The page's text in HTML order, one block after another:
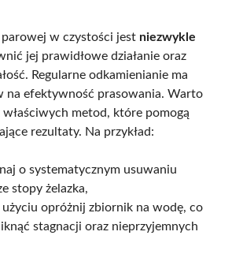
w czystości jest niezwykle
jej prawidłowe działanie oraz
Regularne odkamienianie ma
na efektywność prasowania. Warto
metod, które pomogą
rezultaty. Na przykład:
o systematycznym usuwaniu
stopy żelazka,
użyciu opróżnij zbiornik na wodę, co
stagnacji oraz nieprzyjemnych